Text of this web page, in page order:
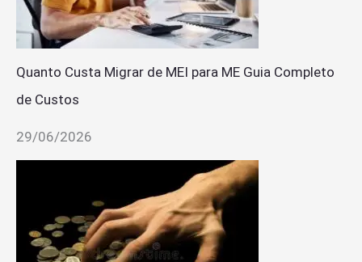
Quanto Custa Migrar de MEI para ME Guia Completo
de Custos
29/06/2026